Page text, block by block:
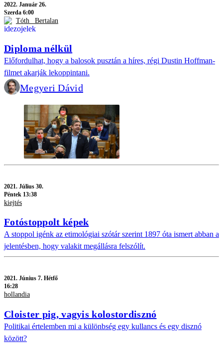
2022. Január 26.
Szerda 6:00
Tóth _Bertalan
Diploma nélkül
Előfordulhat, hogy a balosok pusztán a híres, régi Dustin Hoffman-
filmet akarják lekoppintani.
Megyeri Dávid
2021. Július 30.
Péntek 13:38
kiejtés
Fotóstoppolt képek
A stoppol igénk az etimológiai szótár szerint 1897 óta ismert abban a
jelentésben, hogy valakit megállásra felszólít.
2021. Június 7. Hétfő
16:28
hollandia
Cloister pig, vagyis kolostordisznó
Politikai értelemben mi a különbség egy kullancs és egy disznó
között?